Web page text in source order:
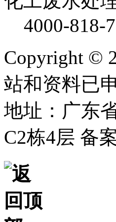
4000-818-
Copyright ©
站和资料已
地址：广东
C2栋4层 备